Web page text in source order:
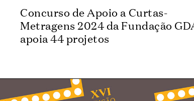
Concurso de Apoio a Curtas-
Metragens 2024 da Fundação
apoia 44 projetos